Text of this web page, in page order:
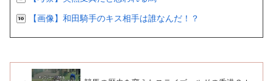
【画像】和田騎手のキス相手は誰なんだ！？